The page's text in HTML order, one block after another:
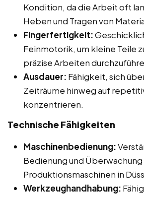
Kondition, da die Arbeit oft
Heben und Tragen von
Fingerfertigkeit:
Feinmotorik, um kleine Teile
präzise Arbeiten
Ausdauer: Fähigkeit, sich
Zeiträume hinweg auf
konzentrieren.
Technische Fähigkeiten
Maschinenbedienung:
Bedienung und Überwachung
Produktionsmaschinen in
Werkzeughandhabung: